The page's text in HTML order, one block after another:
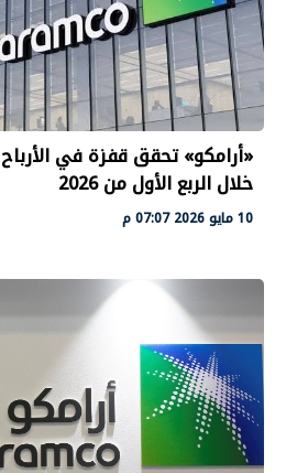
خلال الربع الأول من 2026
10 مايو 2026 07:07 م